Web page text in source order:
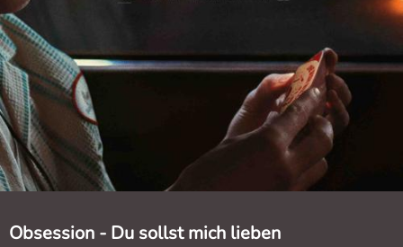
Obsession - Du sollst mich lieben